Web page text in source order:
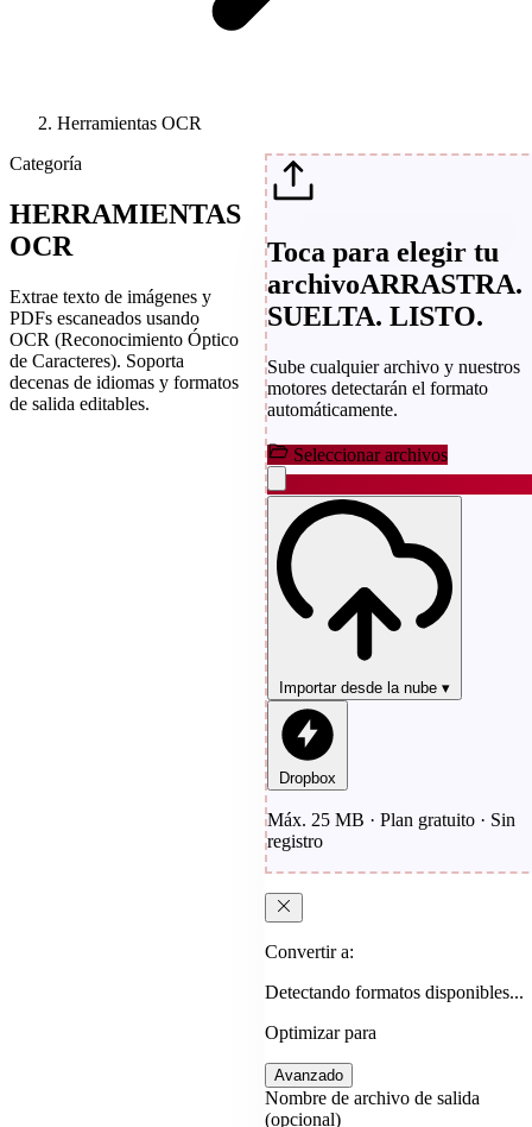
Herramientas OCR
Categoría
HERRAMIENTAS
OCR
Extrae texto de imágenes y
PDFs escaneados usando
OCR (Reconocimiento Óptico
de Caracteres). Soporta
decenas de idiomas y formatos
de salida editables.
Toca para elegir tu
archivoARRASTRA.
SUELTA. LISTO.
Sube cualquier archivo y nuestros
motores detectarán el formato
automáticamente.
Seleccionar archivos
Importar desde la nube ▾
Dropbox
Máx. 25 MB · Plan gratuito · Sin
registro
Convertir a:
Detectando formatos disponibles...
Optimizar para
Avanzado
Nombre de archivo de salida
(opcional)